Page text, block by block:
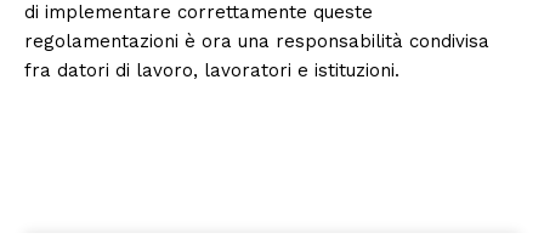
di implementare correttamente queste
regolamentazioni è ora una responsabilità condivisa
fra datori di lavoro, lavoratori e istituzioni.